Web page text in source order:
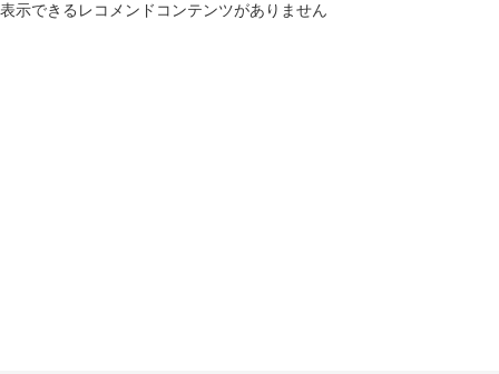
表示できるレコメンドコンテンツがありません